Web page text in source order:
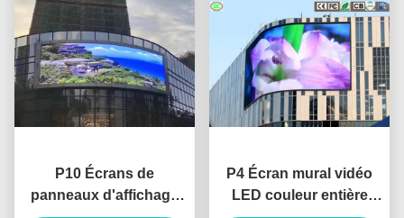
P10 Écrans de
panneaux d'affichage
P4 Écran mural vidéo
LED couleur entière